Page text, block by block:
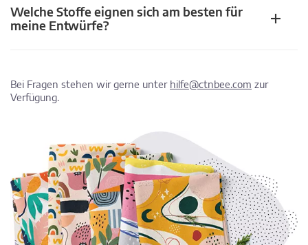
Welche Stoffe eignen sich am besten für
meine Entwürfe?
Bei Fragen stehen wir gerne unter hilfe@ctnbee.com zur
Verfügung.